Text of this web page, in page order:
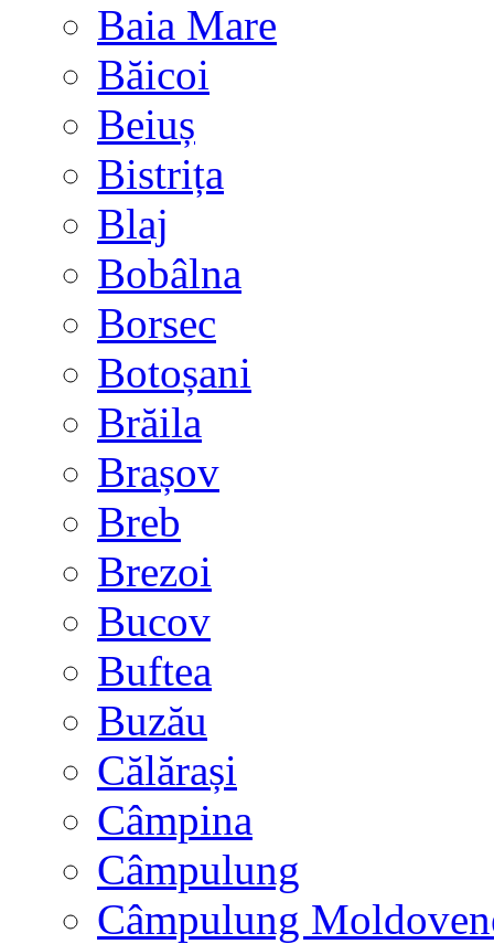
Baia Mare
Băicoi
Beiuș
Bistrița
Blaj
Bobâlna
Borsec
Botoșani
Brăila
Brașov
Breb
Brezoi
Bucov
Buftea
Buzău
Călărași
Câmpina
Câmpulung
Câmpulung